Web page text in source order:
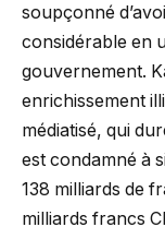
soupçonné
considérable en
gouvernement.
enrichissement
médiatisé, qui
est condamné à
138 milliards de
milliards francs